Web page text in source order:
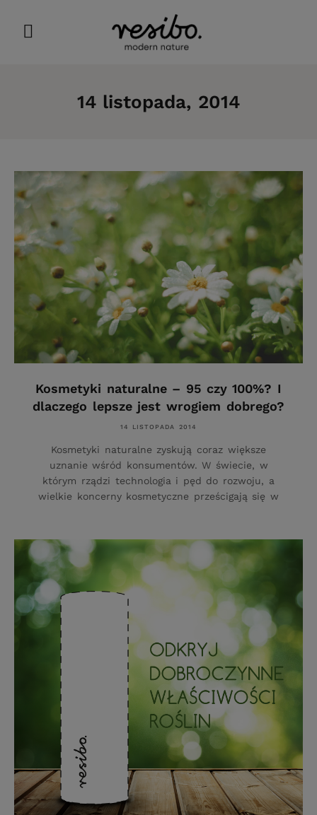
14 listopada, 2014
Kosmetyki naturalne – 95 czy 100%? I
dlaczego lepsze jest wrogiem dobrego?
14 LISTOPADA 2014
Kosmetyki naturalne zyskują coraz większe
uznanie wśród konsumentów. W świecie, w
którym rządzi technologia i pęd do rozwoju, a
wielkie koncerny kosmetyczne prześcigają się w